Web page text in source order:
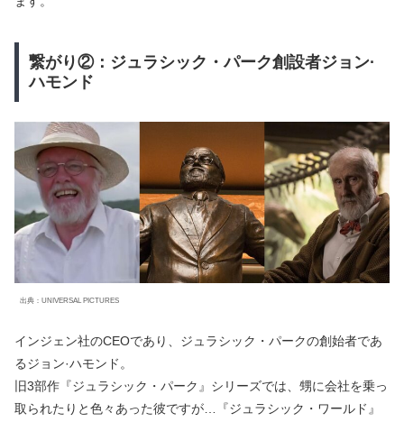
繋がり②：ジュラシック・パーク創設者ジョン·
ハモンド
出典：UNIVERSAL PICTURES
インジェン社のCEOであり、ジュラシック・パークの創始者であ
るジョン·ハモンド。
旧3部作『ジュラシック・パーク』シリーズでは、甥に会社を乗っ
取られたりと色々あった彼ですが…『ジュラシック・ワールド』